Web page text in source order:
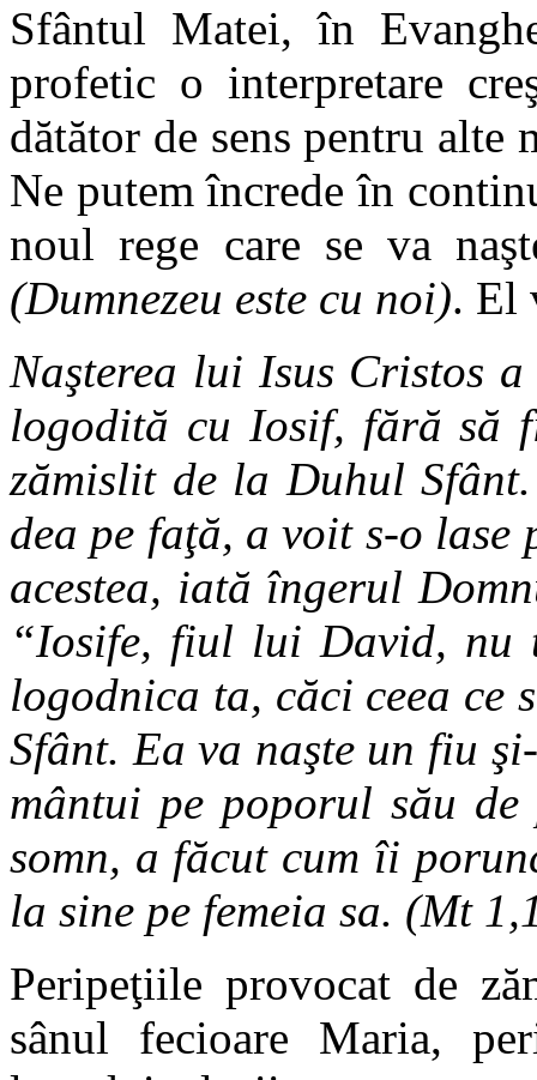
Sfântul Matei, în
profetic o interpretare
dătător de sens pentru alte
Ne putem încrede în
noul rege care se va
(Dumnezeu este cu noi). El
Naşterea lui Isus Cristos
logodită cu Iosif, fără să
zămislit de la Duhul
dea pe faţă, a voit s-o lase
acestea, iată îngerul
“Iosife, fiul lui David, nu
logodnica ta, căci ceea ce
Sfânt. Ea va naşte un fiu
mântui pe poporul său
somn, a făcut cum îi
la sine pe femeia sa. (Mt
Peripeţiile provocat de
sânul fecioare Maria,